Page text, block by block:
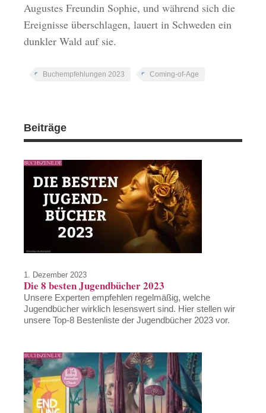
Augustes Freundin Sophie, und während sich die
Ereignisse überschlagen, lauert in Schweden ein
dunkler Wald auf sie.
Buchempfehlungen 2023 Coming-of-Age
Beiträge
1. Dezember 2023
Die 8 besten Jugendbücher 2023
Unsere Experten empfehlen regelmäßig, welche
Jugendbücher wirklich lesenswert sind. Hier stellen wir
unsere Top-8 Bestenliste der Jugendbücher 2023 vor.